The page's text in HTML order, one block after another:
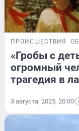
ПРОИСШЕСТВИЯ
«Гробы с
огромный
трагедия в
3 августа, 2025, 20:00